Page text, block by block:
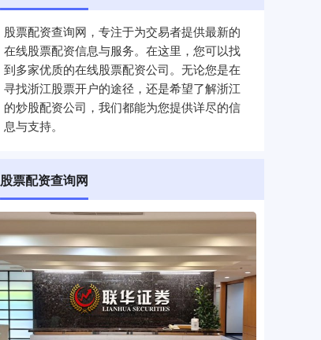
股票配资查询网，专注于为交易者提供最新的
在线股票配资信息与服务。在这里，您可以找
到多家优质的在线股票配资公司。无论您是在
寻找浙江股票开户的途径，还是希望了解浙江
的炒股配资公司，我们都能为您提供详尽的信
息与支持。
股票配资查询网